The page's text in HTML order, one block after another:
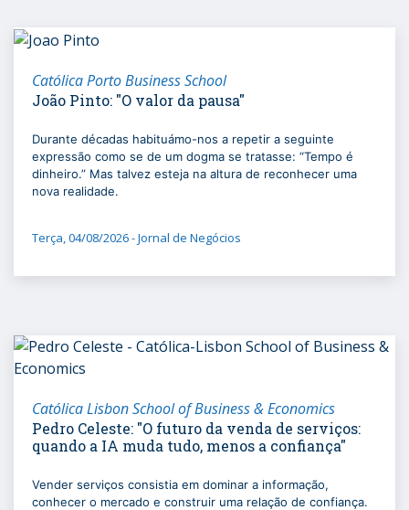
Católica Porto Business School
João Pinto: "O valor da pausa"
Durante décadas habituámo-nos a repetir a seguinte
expressão como se de um dogma se tratasse: “Tempo é
dinheiro.” Mas talvez esteja na altura de reconhecer uma
nova realidade.
Terça, 04/08/2026 - Jornal de Negócios
Católica Lisbon School of Business & Economics
Pedro Celeste: "O futuro da venda de serviços:
quando a IA muda tudo, menos a confiança"
Vender serviços consistia em dominar a informação,
conhecer o mercado e construir uma relação de confiança.